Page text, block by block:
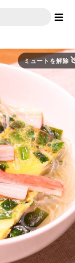
ミュートを解除